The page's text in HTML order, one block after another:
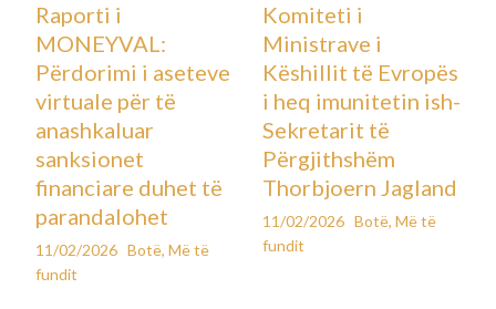
Raporti i
MONEYVAL:
Përdorimi i aseteve
virtuale për të
anashkaluar
sanksionet
financiare duhet të
parandalohet
11/02/2026 Botë,Më të
fundit
Komiteti i
Ministrave i
Këshillit të Evropës
i heq imunitetin ish-
Sekretarit të
Përgjithshëm
Thorbjoern Jagland
11/02/2026 Botë, Më të
fundit